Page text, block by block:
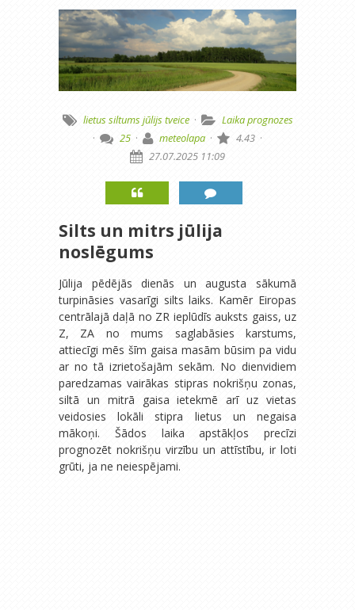
lietus siltums jūlijstveice ·
Laika prognozes
·
25 · meteolapa · 4.43 ·
27.07.2025 11:09
Silts un mitrs jūlija
noslēgums
Jūlija pēdējās dienās un augusta sākumā
turpināsies vasarīgi silts laiks. Kamēr Eiropas
centrālajā daļā no ZR ieplūdīs auksts gaiss, uz
Z, ZA no mums saglabāsies karstums,
attiecīgi mēs šīm gaisa masām būsim pa vidu
ar no tā izrietošajām sekām. No dienvidiem
paredzamas vairākas stipras nokrišņu zonas,
siltā un mitrā gaisa ietekmē arī uz vietas
veidosies lokāli stipra lietus un negaisa
mākoņi. Šādos laika apstākļos precīzi
prognozēt nokrišņu virzību un attīstību, ir loti
grūti, ja ne neiespējami.